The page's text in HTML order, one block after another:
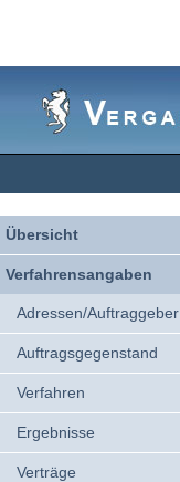
Übersicht
Verfahrensangaben
Adressen/Auftraggeber
Auftragsgegenstand
Verfahren
Ergebnisse
Verträge